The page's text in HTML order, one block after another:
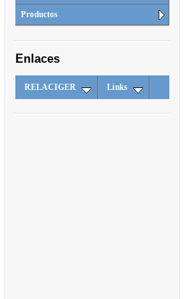
Productos
Enlaces
RELACIGER Links